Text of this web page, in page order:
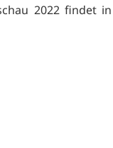
2022 findet